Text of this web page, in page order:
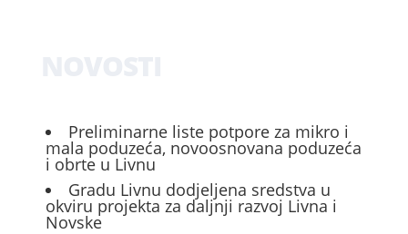
Preliminarne liste potpore za mikro i
mala poduzeća, novoosnovana poduzeća
i obrte u Livnu
Gradu Livnu dodjeljena sredstva u
okviru projekta za daljnji razvoj Livna i
Novske